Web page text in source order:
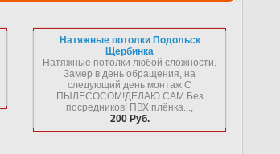
Натяжные потолки Подольск
Щербинка
Натяжные потолки любой сложности.
Замер в день обращения, на
следующий день монтаж С
ПЫЛЕСОСОМ!ДЕЛАЮ САМ Без
посредников! ПВХ плёнка...,
200 Руб.